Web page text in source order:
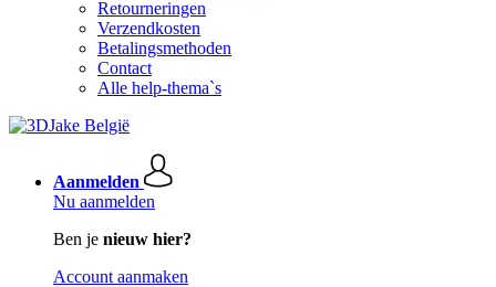
Retourneringen
Verzendkosten
Betalingsmethoden
Contact
Alle help-thema`s
Aanmelden
Nu aanmelden
Ben je nieuw hier?
Account aanmaken